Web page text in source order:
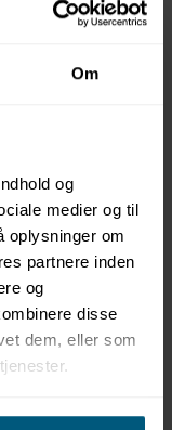
Om
og
medier og til
oplysninger om
partnere inden
og
disse
dem, eller som